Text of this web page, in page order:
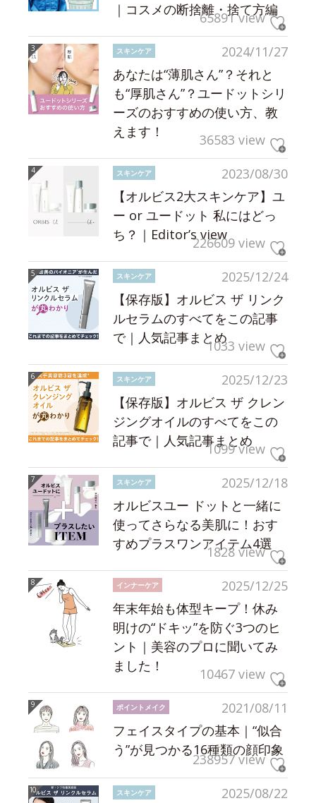
｜コスメの断捨離・捨て方編
65891 view
2024/11/27
スキンケア
あなたは“薄肌さん”？それと
も“厚肌さん”？ユードットシリ
ーズのおすすめの使い方、教
えます！
36583 view
2023/08/30
スキンケア
【オルビス2大スキンケア】ユ
ー or ユードット 私にはどっ
ち？｜Editor’s view226609 view
2025/12/24
スキンケア
【保存版】オルビス ザ リンク
ルセラムのすべてをこの記事
で｜人気記事まとめ1033 view
2025/12/23
スキンケア
【保存版】オルビス ザ クレン
ジングオイルのすべてをこの
記事で｜人気記事まとめ
1099 view
2025/12/18
スキンケア
オルビスユー ドットと一緒に
使ってさらなる美肌に！おす
すめプラスワンアイテム4選
1828 view
2025/12/25
インナーケア
年末年始も体型キープ！休み
明けの“ドキッ”を防ぐ3つのヒ
ント｜美容のプロに聞いてみ
ました！
10467 view
2021/08/11
ポイントメイク
フェイスタイプの基本｜“似合
う”が見つかる16種類の顔印象
238957 view
2025/08/22
スキンケア